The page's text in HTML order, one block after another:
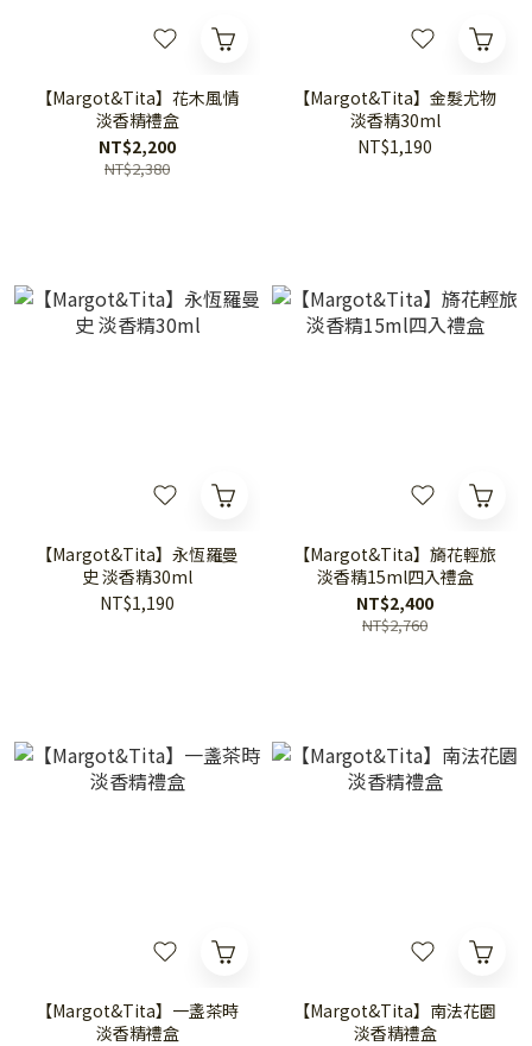
【Margot&Tita】花木風情
淡香精禮盒
NT$2,200
NT$2,380
【Margot&Tita】金髮尤物
淡香精30ml
NT$1,190
【Margot&Tita】永恆羅曼
史 淡香精30ml
NT$1,190
【Margot&Tita】旖花輕旅
淡香精15ml四入禮盒
NT$2,400
NT$2,760
【Margot&Tita】一盞茶時
淡香精禮盒
【Margot&Tita】南法花園
淡香精禮盒